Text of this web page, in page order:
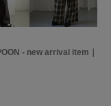
- new arrival item｜